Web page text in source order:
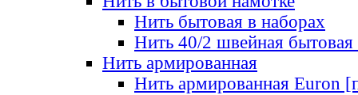
Нить бытовая в наборах
Нить 40/2 швейная бытовая
Нить армированная
Нить армированная Euron